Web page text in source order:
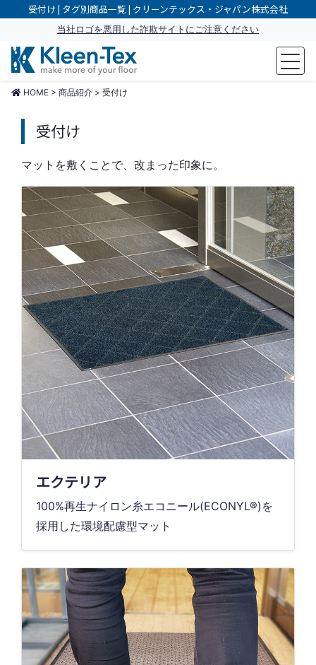
受付け | タグ別商品一覧 | クリーンテックス・ジャパン株式会社
当社ロゴを悪用した詐欺サイトにご注意ください
make more of your floor
HOME > 商品紹介 > 受付け
受付け
マットを敷くことで、改まった印象に。
エクテリア
100%再生ナイロン糸エコニール(ECONYL®)を
採用した環境配慮型マット